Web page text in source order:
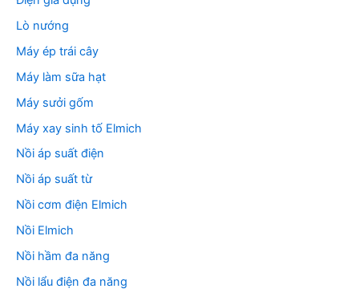
Lò nướng
Máy ép trái cây
Máy làm sữa hạt
Máy sưởi gốm
Máy xay sinh tố Elmich
Nồi áp suất điện
Nồi áp suất từ
Nồi cơm điện Elmich
Nồi Elmich
Nồi hầm đa năng
Nồi lẩu điện đa năng